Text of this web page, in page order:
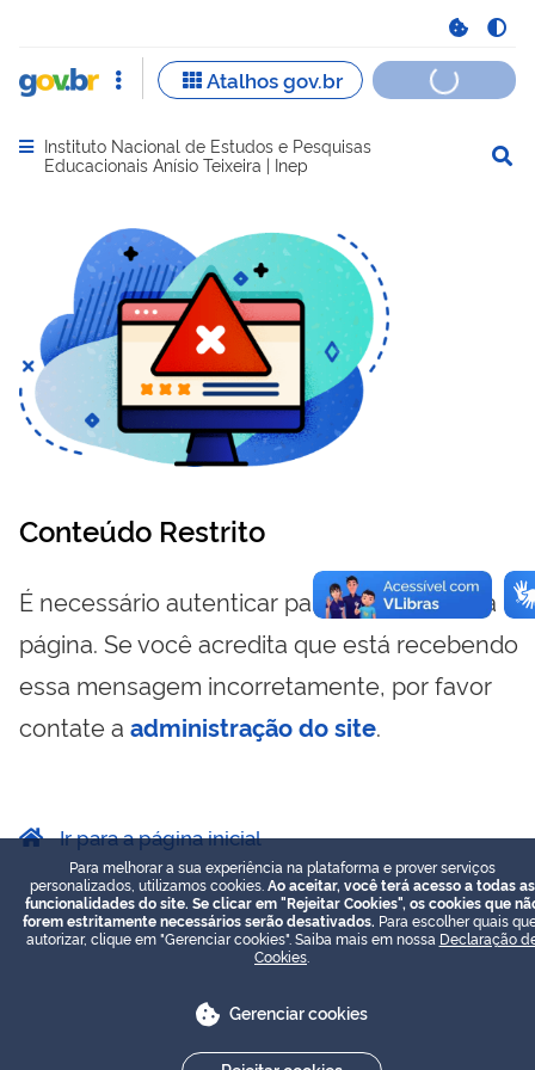
Abrir menu principal de navegação
Instituto Nacional de Estudos e Pesquisas
Educacionais Anísio Teixeira | Inep
Conteúdo Restrito
É necessário autenticar para visualizar essa
página. Se você acredita que está recebendo
essa mensagem incorretamente, por favor
contate a administração do site.
Ir para a página inicial
Para melhorar a sua experiência na plataforma e prover serviços
personalizados, utilizamos cookies. Ao aceitar, você terá acesso a todas as
funcionalidades do site. Se clicar em "Rejeitar Cookies", os cookies que
forem estritamente necessários serão desativados. Para escolher quais
autorizar, clique em "Gerenciar cookies". Saiba mais em nossa Declaração
Cookies
Gerenciar cookies